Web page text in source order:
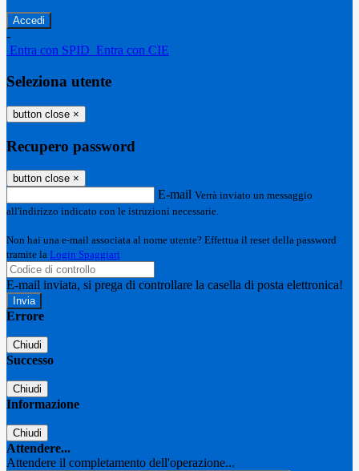
-
Entra con SPID Entra con CIE
Seleziona utente
button close ×
Recupero password
button close ×
E-mail Verrà inviato un messaggio
all'indirizzo indicato con le istruzioni necessarie.
Non hai una e-mail associata al nome utente? Effettua il reset della password
tramite la Login Spaggiari
E-mail inviata, si prega di controllare la casella di posta elettronica!
Errore
Chiudi
Successo
Chiudi
Informazione
Chiudi
Attendere...
Attendere il completamento dell'operazione...